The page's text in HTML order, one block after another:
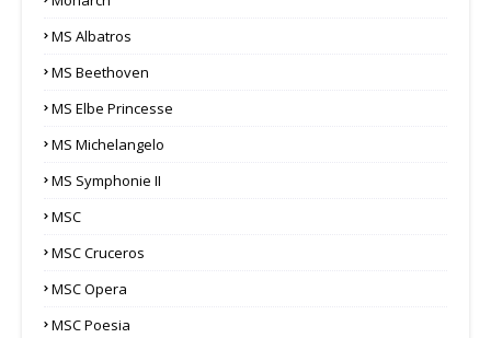
MS Albatros
MS Beethoven
MS Elbe Princesse
MS Michelangelo
MS Symphonie II
MSC
MSC Cruceros
MSC Opera
MSC Poesia